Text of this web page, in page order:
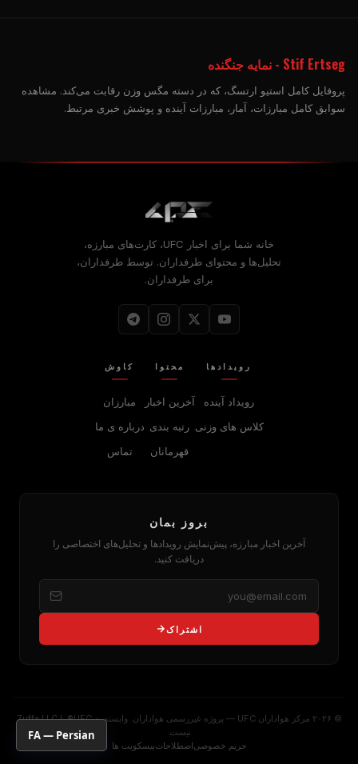
Stif Ertseg - نمایه جنگنده
پروفایل کامل استیو ارتسگ، که در دسته مگس وزن رقابت می‌کند. مشاهده
سوابق کامل مبارزات، آمار، مبارزات آینده و پوشش خبری مرتبط.
خانه شما برای اخبار UFC، کارت‌های مبارزه،
تحلیل‌ها و محتوای طرفداران. توسط طرفداران،
برای طرفداران.
رویدادها
رویداد آینده
کلاس های وزنی
محتوا
آخرین اخبار
رتبه بندی
قهرمانان
کاوش
مبارزان
درباره‌ ی ما
تماس
بروز بمان
آخرین اخبار مبارزه، پیش‌نمایش رویدادها و تحلیل‌های اختصاصی را
دریافت کنید.
اشتراک
© ۲۰۲۶ مرکز هواداران UFC — پروژه غیررسمی هواداران. وابسته به UFC® یا Zuffa LLC
نیست.
حریم خصوصیاصطلاحاتبیسکویت ها
FA — Persian